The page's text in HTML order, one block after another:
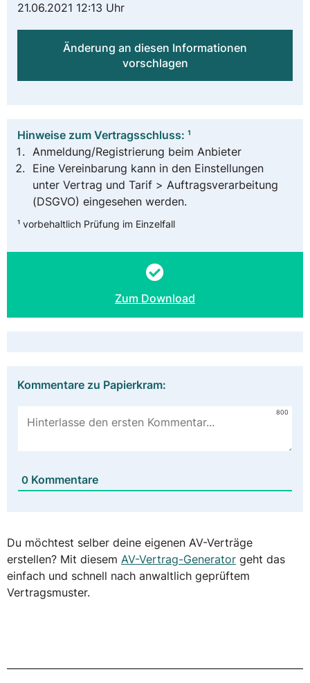
21.06.2021 12:13 Uhr
Änderung an diesen Informationen
vorschlagen
Hinweise zum Vertragsschluss: ¹
Anmeldung/Registrierung beim Anbieter
Eine Vereinbarung kann in den Einstellungen
unter Vertrag und Tarif > Auftragsverarbeitung
(DSGVO) eingesehen werden.
¹ vorbehaltlich Prüfung im Einzelfall
Zum Download
Kommentare zu Papierkram:
800
0 Kommentare
Du möchtest selber deine eigenen AV-Verträge
erstellen? Mit diesem AV-Vertrag-Generator geht das
einfach und schnell nach anwaltlich geprüftem
Vertragsmuster.